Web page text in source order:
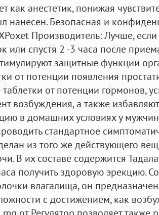
как анестетик, понижая
нанесен. Безопасная и
Производитель: Лучше,
или спустя 2 -3 часа после
защитные функции
от потенции появления
от потенции гормонов,
возбуждения, а также
в домашних условиях у
стандартное
из того же действующего
В их составе содержится
получить здоровую эрекцию.
влагалища, он
с достижением, как